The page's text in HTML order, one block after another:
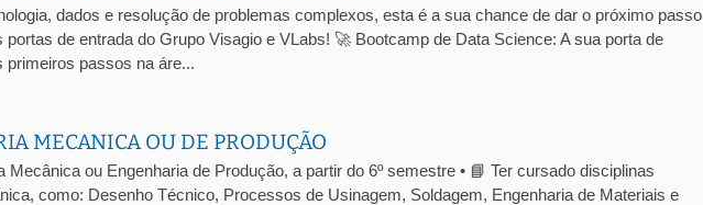
dados e resolução de problemas complexos, esta é a sua chance de dar o próximo passo
de entrada do Grupo Visagio e VLabs! 🚀 Bootcamp de Data Science: A sua porta de
primeiros passos na áre...
MECANICA OU DE PRODUÇÃO
Mecânica ou Engenharia de Produção, a partir do 6º semestre • 📘 Ter cursado disciplinas
como: Desenho Técnico, Processos de Usinagem, Soldagem, Engenharia de Materiais e